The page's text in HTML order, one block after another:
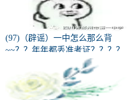
(97)（辟谣）一中怎么那么背
~~？？年年都丢准考证？？？？